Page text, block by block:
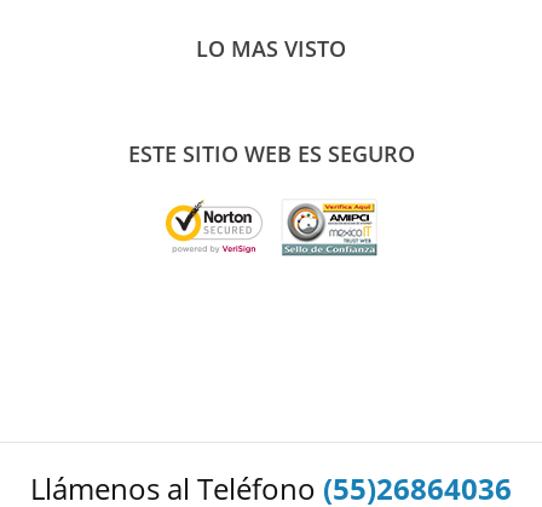
LO MAS VISTO
ESTE SITIO WEB ES SEGURO
Llámenos al Teléfono (55)26864036